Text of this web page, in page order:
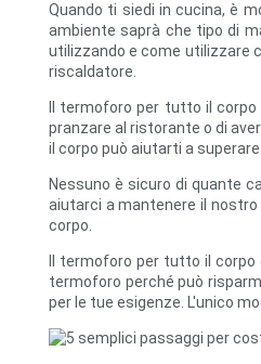
Quando ti siedi in cucina, è
ambiente saprà che tipo di
utilizzando e come utilizzare
riscaldatore.
Il termoforo per tutto il
pranzare al ristorante o di
il corpo può aiutarti a
Nessuno è sicuro di quante
aiutarci a mantenere il
corpo.
Il termoforo per tutto il
termoforo perché può
per le tue esigenze. L'unico